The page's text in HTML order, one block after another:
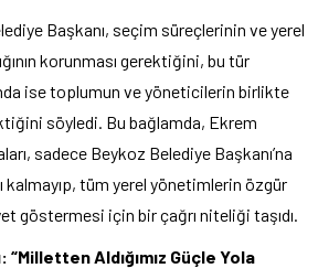
Başkanı, seçim süreçlerinin ve yerel
korunması gerektiğini, bu tür
ise toplumun ve yöneticilerin birlikte
söyledi. Bu bağlamda, Ekrem
sadece Beykoz Belediye Başkanı’na
kalmayıp, tüm yerel yönetimlerin özgür
göstermesi için bir çağrı niteliği taşıdı.
“Milletten Aldığımız Güçle Yola